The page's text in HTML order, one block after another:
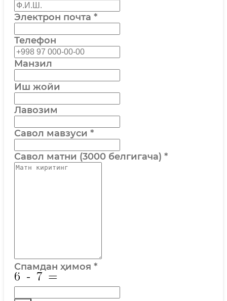
Электрон почта *
Телефон
Манзил
Иш жойи
Лавозим
Савол мавзуси *
Савол матни (3000 белгигача) *
Спамдан ҳимоя *